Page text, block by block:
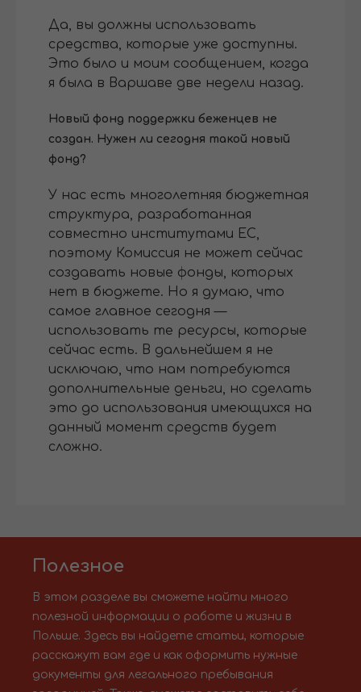
Да, вы должны использовать
средства, которые уже доступны.
Это было и моим сообщением, когда
я была в Варшаве две недели назад.
Новый фонд поддержки беженцев не
создан. Нужен ли сегодня такой новый
фонд?
У нас есть многолетняя бюджетная
структура, разработанная
совместно институтами ЕС,
поэтому Комиссия не может сейчас
создавать новые фонды, которых
нет в бюджете. Но я думаю, что
самое главное сегодня —
использовать те ресурсы, которые
сейчас есть. В дальнейшем я не
исключаю, что нам потребуются
дополнительные деньги, но сделать
это до использования имеющихся на
данный момент средств будет
сложно.
Полезное
В этом разделе вы сможете найти много
полезной информации о работе и жизни в
Польше. Здесь вы найдете статьи, которые
расскажут вам где и как оформить нужные
документы для легального пребывания